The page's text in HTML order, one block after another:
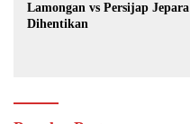
Lamongan vs Persijap Jepara
Dihentikan